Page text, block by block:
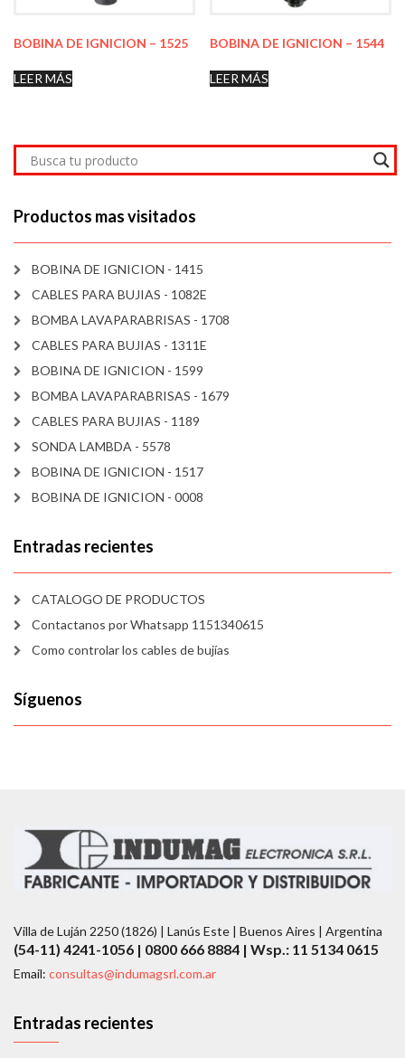
BOBINA DE IGNICION – 1525
LEER MÁS
BOBINA DE IGNICION – 1544
LEER MÁS
Productos mas visitados
BOBINA DE IGNICION - 1415
CABLES PARA BUJIAS - 1082E
BOMBA LAVAPARABRISAS - 1708
CABLES PARA BUJIAS - 1311E
BOBINA DE IGNICION - 1599
BOMBA LAVAPARABRISAS - 1679
CABLES PARA BUJIAS - 1189
SONDA LAMBDA - 5578
BOBINA DE IGNICION - 1517
BOBINA DE IGNICION - 0008
Entradas recientes
CATALOGO DE PRODUCTOS
Contactanos por Whatsapp 1151340615
Como controlar los cables de bujías
Síguenos
Villa de Luján 2250 (1826) | Lanús Este | Buenos Aires | Argentina
(54-11) 4241-1056 | 0800 666 8884 | Wsp.: 11 5134 0615
Email: consultas@indumagsrl.com.ar
Entradas recientes